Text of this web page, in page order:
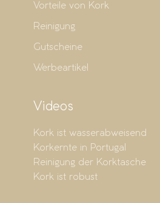
Vorteile von Kork
Reinigung
Gutscheine
Werbeartikel
Videos
Kork ist wasserabweisend
Korkernte in Portugal
Reinigung der Korktasche
Kork ist robust